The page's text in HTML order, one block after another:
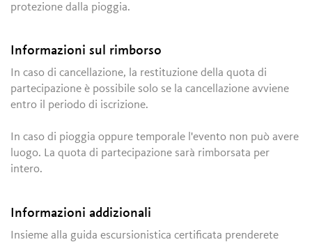
protezione dalla pioggia.
Informazioni sul rimborso
In caso di cancellazione, la restituzione della quota di
partecipazione è possibile solo se la cancellazione avviene
entro il periodo di iscrizione.
In caso di pioggia oppure temporale l'evento non può avere
luogo. La quota di partecipazione sarà rimborsata per
intero.
Informazioni addizionali
Insieme alla guida escursionistica certificata prenderete